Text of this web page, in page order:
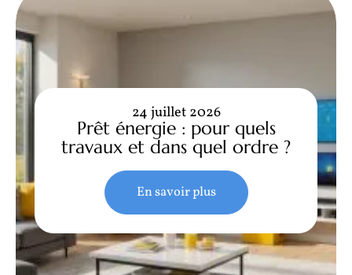
Prêt énergie : pour quels
travaux et dans quel ordre ?
24 juillet 2026
En savoir plus